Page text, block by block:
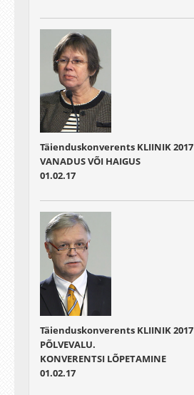
Täienduskonverents KLIINIK 2017
VANADUS VÕI HAIGUS
01.02.17
Täienduskonverents KLIINIK 2017
PÕLVEVALU.
KONVERENTSI LÕPETAMINE
01.02.17